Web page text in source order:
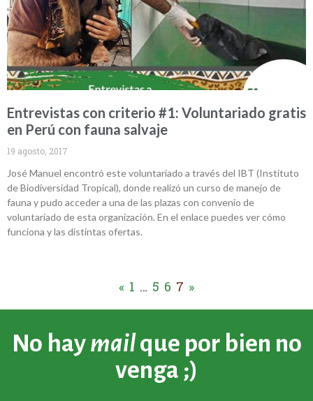
Entrevistas con criterio #1: Voluntariado gratis
en Perú con fauna salvaje
19 agosto, 2017
José Manuel encontró este voluntariado a través del IBT (Instituto
de Biodiversidad Tropical), donde realizó un curso de manejo de
fauna y pudo acceder a una de las plazas con convenio de
voluntariado de esta organización. En el enlace puedes ver cómo
funciona y las distintas ofertas.
« 1 … 5 6 7 »
No haymailque por bien no
venga ;)